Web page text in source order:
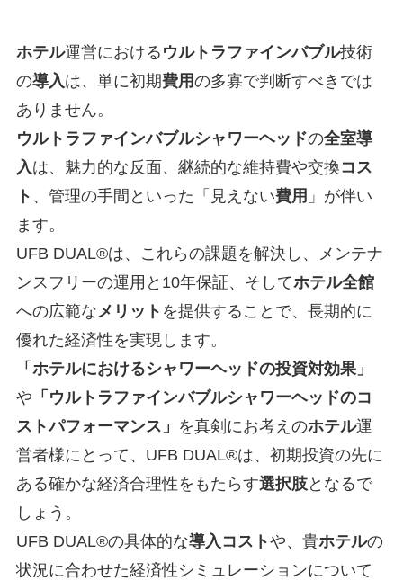
ホテル運営における ウルトラファインバブル技術
の導入は、単に初期費用の多寡で判断すべきでは
ありません。
ウルトラファインバブルシャワーヘッドの全室導
入は、魅力的な反面、継続的な維持費や交換コス
ト 、管理の手間といった「見えない費用 」が伴い
ます。
UFB DUAL®は、これらの課題を解決し、メンテナ
ンスフリーの運用と10年保証、そしてホテル全館
への広範な メリット を提供することで、長期的に
優れた経済性を実現します。
「ホテルにおけるシャワーヘッドの投資対効果」
や 「ウルトラファインバブルシャワーヘッドのコ
ストパフォーマンス」 を真剣にお考えのホテル運
営者様にとって、UFB DUAL®は、初期投資の先に
ある確かな経済合理性をもたらす選択肢となるで
しょう。
UFB DUAL®の具体的な導入コストや、貴ホテルの
状況に合わせた経済性シミュレーションについて